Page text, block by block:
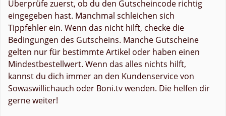
Überprüfe zuerst, ob du den Gutscheincode richtig
eingegeben hast. Manchmal schleichen sich
Tippfehler ein. Wenn das nicht hilft, checke die
Bedingungen des Gutscheins. Manche Gutscheine
gelten nur für bestimmte Artikel oder haben einen
Mindestbestellwert. Wenn das alles nichts hilft,
kannst du dich immer an den Kundenservice von
Sowaswillichauch oder Boni.tv wenden. Die helfen dir
gerne weiter!